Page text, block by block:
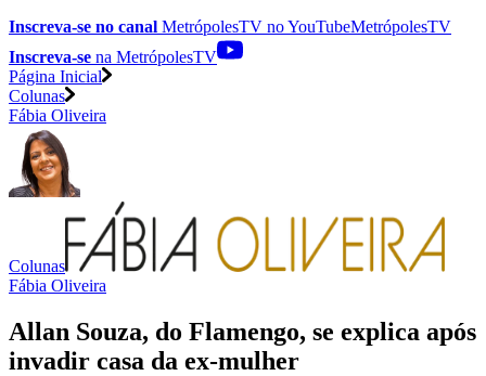
Inscreva-se no canal MetrópolesTV noYouTubeMetrópolesTV
Inscreva-se na MetrópolesTV
Página Inicial
Colunas
Fábia Oliveira
Colunas
Fábia Oliveira
Allan Souza, do Flamengo, se explica após
invadir casa da ex-mulher